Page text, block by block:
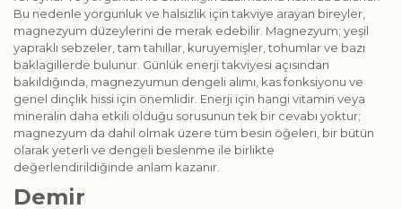
Bu nedenle yorgunluk ve halsizlik için takviye arayan bireyler,
magnezyum düzeylerini de merak edebilir. Magnezyum; yeşil
yapraklı sebzeler, tam tahıllar, kuruyemişler, tohumlar ve bazı
baklagillerde bulunur. Günlük enerji takviyesi açısından
bakıldığında, magnezyumun dengeli alımı, kas fonksiyonu ve
genel dinçlik hissi için önemlidir. Enerji için hangi vitamin veya
mineralin daha etkili olduğu sorusunun tek bir cevabı yoktur;
magnezyum da dahil olmak üzere tüm besin öğeleri, bir bütün
olarak yeterli ve dengeli beslenme ile birlikte
değerlendirildiğinde anlam kazanır.
Demir